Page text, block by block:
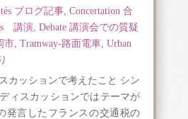
ブログ記事, Concertation 合
講演, Debate 講演会での質疑
市, Tramway-路面電車, Urban
カッションで考えたこと シン
ィスカッションではテーマが
発言したフランスの交通税の